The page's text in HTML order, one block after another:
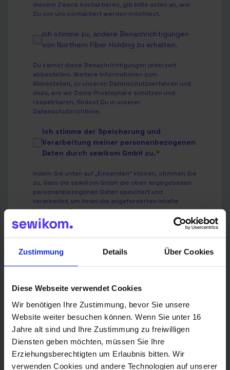
Zustimmung Details Über Cookies
Diese Webseite verwendet Cookies
Wir benötigen Ihre Zustimmung, bevor Sie unsere
Website weiter besuchen können. Wenn Sie unter 16
Jahre alt sind und Ihre Zustimmung zu freiwilligen
Diensten geben möchten, müssen Sie Ihre
Erziehungsberechtigten um Erlaubnis bitten. Wir
verwenden Cookies und andere Technologien auf unserer
diesem Zweck kontaktieren, gib bitte unten an, wie
Du von uns kontaktiert werden möchtest.
Ich stimme zu, andere Benachrichtigungen
von Northern Fiber Holding zu erhalten.
Du kannst diese Benachrichtigungen jederzeit
abbestellen. Weitere Informationen zum
Abbestellen, zu unseren Datenschutzverfahren und
dazu, wie wir Deine Privatsphäre schützen und
respektieren, findest Du in unserer
Datenschutzrichtlinie.
Ich stimme der Speicherung und
Verarbeitung meiner personenbezogenen
Daten durch sewikom GmbH zu.*
Indem Sie unten auf „Einsenden“ klicken, stimmen Sie
zu, dass die sewikom GmbH die oben angegebenen
personenbezogenen Daten speichert und
verarbeitet, um Ihnen die angeforderten Inhalte
bereitzustellen.
Wir verwenden Deine Angaben zweckgebunden zur
Bearbeitung Deiner Anfrage.
Weitere Informationen findest Du in unserer
Datenschutzerklärung.
Senden